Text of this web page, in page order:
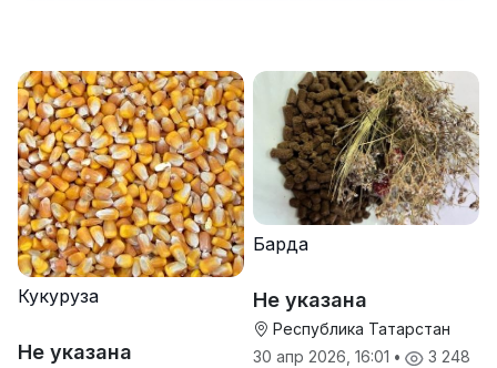
Кукуруза
Не указана
Барда
Не указана
Республика Татарстан
30 апр 2026, 16:01 • 3 248